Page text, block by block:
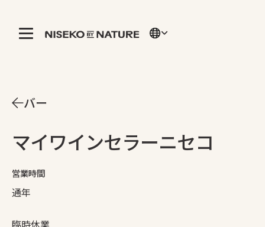
バー
マイワインセラーニセコ
営業時間
通年
臨時休業